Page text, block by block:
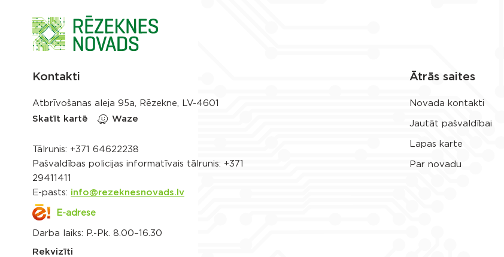
Kontakti
Atbrīvošanas aleja 95a, Rēzekne, LV-4601
Skatīt kartē
Waze
Tālrunis: +371 64622238
Pašvaldības policijas informatīvais tālrunis: +371
29411411
E-pasts: info@rezeknesnovads.lv
E-adrese
Darba laiks: P.-Pk. 8.00–16.30
Rekvizīti
Ātrās saites
Novada kontakti
Jautāt pašvaldībai
Lapas karte
Par novadu